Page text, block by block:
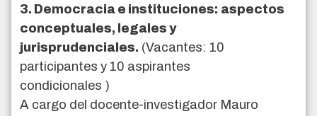
3. Democracia e instituciones: aspectos
conceptuales, legales y
jurisprudenciales. (Vacantes: 10
participantes y 10 aspirantes
condicionales )
A cargo del docente-investigador Mauro